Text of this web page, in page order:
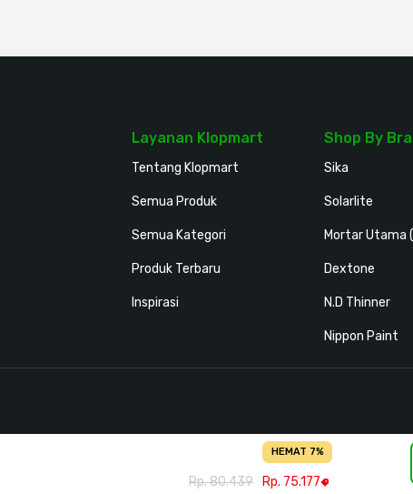
HEMAT 7%
Rp. 80.439 Rp. 75.177
Layanan Klopmart
Tentang Klopmart
Semua Produk
Semua Kategori
Produk Terbaru
Inspirasi
Shop By
Sika
Solarlite
Mortar Utama
Dextone
N.D Thinner
Nippon Paint